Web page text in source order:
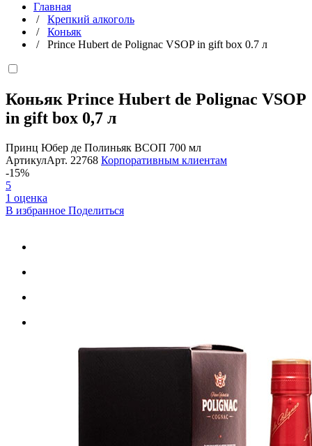
Главная
/ Крепкий алкоголь
/ Коньяк
/ Prince Hubert de Polignac VSOP in gift box 0.7 л
Коньяк Prince Hubert de Polignac VSOP
in gift box 0,7 л
Принц Юбер де Полиньяк ВСOП 700 мл
АртикулАрт. 22768 Корпоративным клиентам
-15%
5
1 оценка
В избранное Поделиться